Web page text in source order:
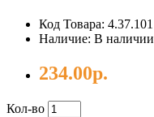
Код Товара: 4.37.101
Наличие: В наличии
234.00р.
Кол-во